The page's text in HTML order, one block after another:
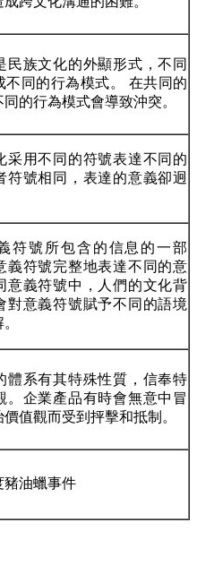
民族文化的外顯形式，不同
不同的行為模式。
在共同的
的行為模式會導致沖突。
采用不同的符號表達不同的
符號相同，表達的意義卻迥
符號所包含的信息的一部
義符號完整地表達不同的意
意義符號中，人們的文化背
對意義符號賦予不同的語境
體系有其特殊性質，信奉特
。企業產品有時會無意中冒
值觀而受到抨擊和抵制。
豬油蠟事件